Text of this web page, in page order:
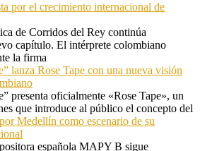
por el crecimiento internacional de
de Corridos del Rey continúa
capítulo. El intérprete colombiano
la firma
lanza Rose Tape con una nueva visión
presenta oficialmente «Rose Tape», un
que introduce al público el concepto del
Medellín como escenario de su
española MAPY B sigue